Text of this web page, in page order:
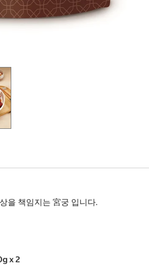
을 책임지는 宮궁 입니다.
x 2